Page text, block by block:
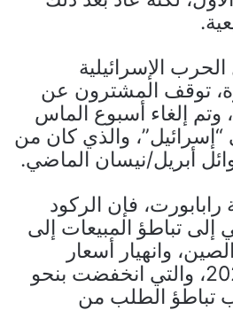
الإسرائيلية
توقف المشترون عن
وتم إلغاء أسبوع الماس
والذي كان من
أبريل/نيسان الماضي.
فإن الركود
تباطؤ المبيعات إلى
وانهيار أسعار
الماس في عام 2023، والتي انخفضت بنحو
تباطؤ الطلب من